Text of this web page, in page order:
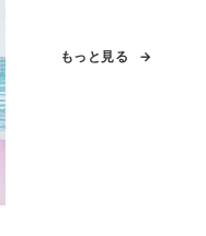
もっと見る